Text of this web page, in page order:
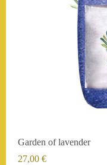
Garden of lavender
27,00 €